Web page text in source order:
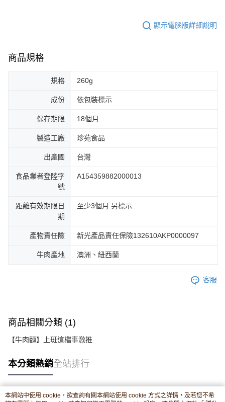
顯示電腦版詳細說明
商品規格
規格 260g
成份 依包裝標示
保存期限 18個月
製造工廠 珍苑食品
出產國 台灣
食品業者登陸字
號
A154359882000013
距離有效期限日
期
至少3個月 另標示
產物責任險 新光產品責任保險132610AKP0000097
牛肉產地 澳洲、紐西蘭
客服
商品相關分類 (1)
【牛肉麵】上班這檔事激推
本分類熱銷全站排行
本網站中使用 cookie，欲查詢有關本網站使用 cookie 方式之詳情，及若您不希